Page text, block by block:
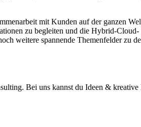
mit Kunden auf der ganzen
zu begleiten und die Hybrid-
weitere spannende Themenfelder
Bei uns kannst du Ideen &